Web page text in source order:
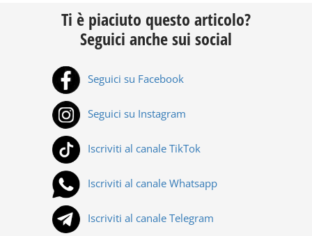
Ti è piaciuto questo articolo?
Seguici anche sui social
Seguici su Facebook
Seguici su Instagram
Iscriviti al canale TikTok
Iscriviti al canale Whatsapp
Iscriviti al canale Telegram